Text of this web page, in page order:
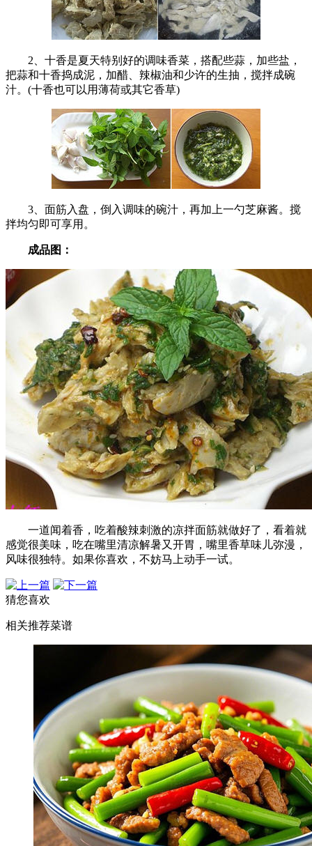
2、十香是夏天特别好的调味香菜，搭配些蒜，加些盐，
把蒜和十香捣成泥，加醋、辣椒油和少许的生抽，搅拌成碗
汁。(十香也可以用薄荷或其它香草)
3、面筋入盘，倒入调味的碗汁，再加上一勺芝麻酱。搅
拌均匀即可享用。
成品图：
一道闻着香，吃着酸辣刺激的凉拌面筋就做好了，看着就
感觉很美味，吃在嘴里清凉解暑又开胃，嘴里香草味儿弥漫，
风味很独特。如果你喜欢，不妨马上动手一试。
猜您喜欢
相关推荐菜谱